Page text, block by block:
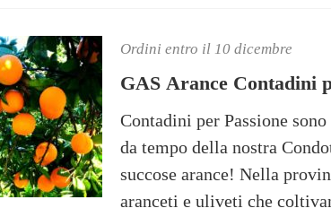
Ordini entro il 10 dicembre
GAS Arance Contadini
Contadini per Passione
da tempo della nostra
succose arance! Nella
aranceti e uliveti che